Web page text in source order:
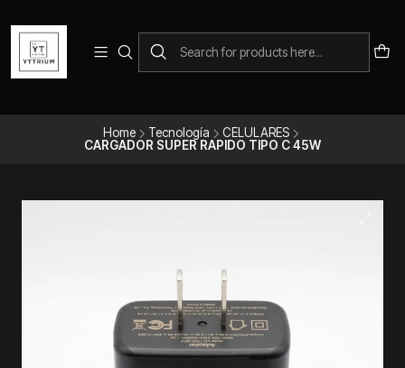
Para pedidos telefonicos puedes comunicarte con el wsap
+573228452138
Home Tecnología
CELULARES
CARGADOR SUPER RAPIDO TIPO C 45W